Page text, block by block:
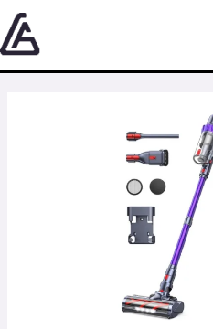
Aller
au
contenu